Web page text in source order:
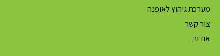
מערכת גיהוץ לאופנה
צור קשר
אודות